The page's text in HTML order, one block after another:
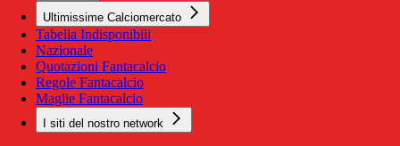
Ultimissime Calciomercato
Tabella Indisponibili
Nazionale
Quotazioni Fantacalcio
Regole Fantacalcio
Maglie Fantacalcio
I siti del nostro network